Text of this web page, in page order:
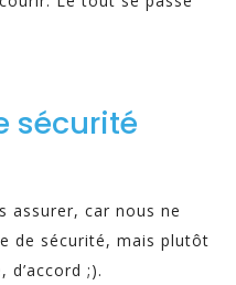
sécurité
assurer, car nous ne
de sécurité, mais plutôt
d’accord ;).